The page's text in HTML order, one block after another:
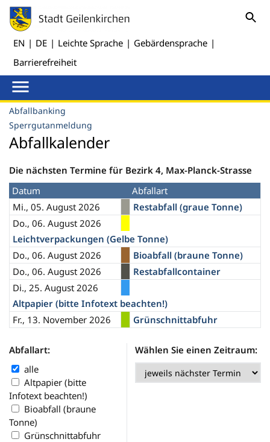
EN | DE | Leichte Sprache | Gebärdensprache |
Barrierefreiheit
Abfallbanking
Sperrgutanmeldung
Abfallkalender
Die nächsten Termine für Bezirk 4, Max-Planck-Strasse
Datum
Abfallart
Mi., 05. August 2026
Restabfall (graue Tonne)
Do., 06. August 2026
Leichtverpackungen (Gelbe Tonne)
Do., 06. August 2026
Bioabfall (braune Tonne)
Do., 06. August 2026
Restabfallcontainer
Di., 25. August 2026
Altpapier (bitte Infotext beachten!)
Fr., 13. November 2026
Grünschnittabfuhr
Abfallart:
alle
Altpapier (bitte
Infotext beachten!)
Bioabfall (braune
Tonne)
Grünschnittabfuhr
Wählen Sie einen Zeitraum: